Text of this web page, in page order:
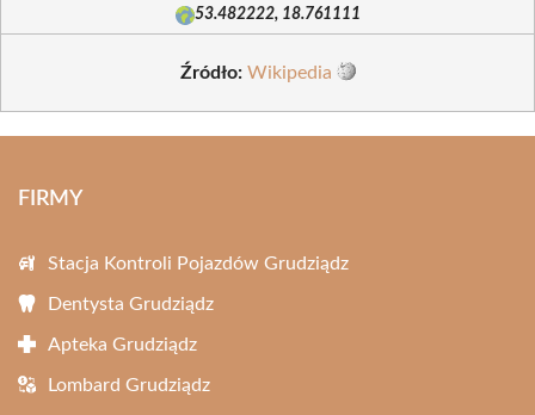
53.482222, 18.761111
Źródło: Wikipedia
FIRMY
Stacja Kontroli Pojazdów Grudziądz
Dentysta Grudziądz
Apteka Grudziądz
Lombard Grudziądz